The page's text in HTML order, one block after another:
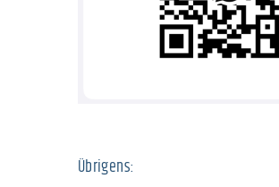
Übrigens: